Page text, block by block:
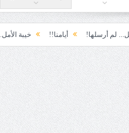
أيامنا!! خيبة الأمل.... الأولى!